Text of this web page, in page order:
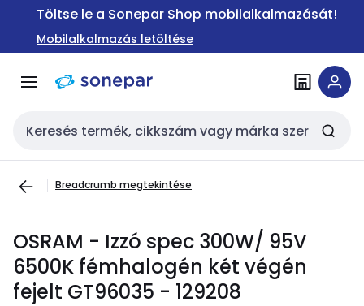
Ugrás a
Ugrás a
tartalomra
Töltse le a Sonepar Shop mobilalkalmazását!
Mobilalkalmazás letöltése
Keresési bemenet
Breadcrumb megtekintése
OSRAM - Izzó spec 300W/ 95V
6500K fémhalogén két végén
fejelt GT96035 - 129208